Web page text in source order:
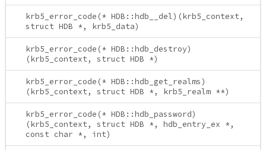
krb5_error_code(* HDB::hdb__del)(krb5_context,
struct HDB *, krb5_data)
krb5_error_code(* HDB::hdb_destroy)
(krb5_context, struct HDB *)
krb5_error_code(* HDB::hdb_get_realms)
(krb5_context, struct HDB *, krb5_realm **)
krb5_error_code(* HDB::hdb_password)
(krb5_context, struct HDB *, hdb_entry_ex *,
const char *, int)